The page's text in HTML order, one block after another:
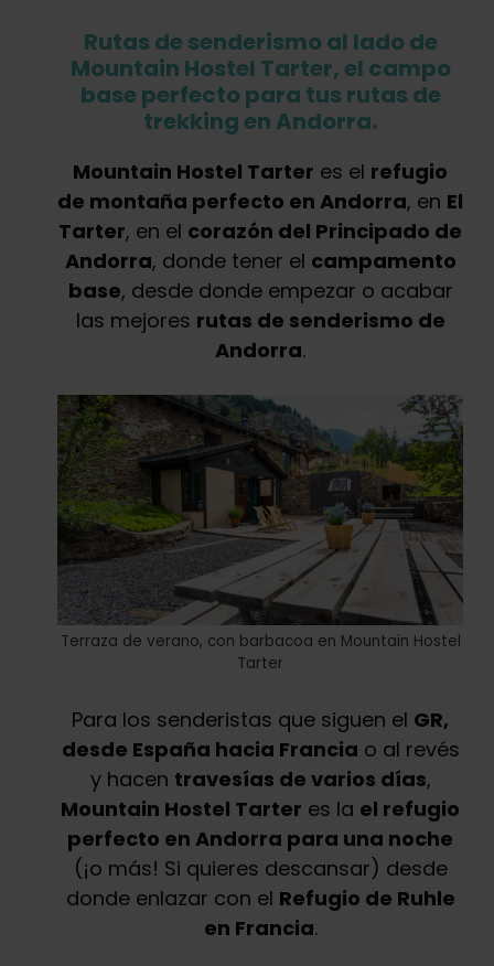
Rutas de senderismo al lado de
Mountain Hostel Tarter, el campo
base perfecto para tus rutas de
trekking en Andorra.
Mountain Hostel Tarter es el refugio
de montaña perfecto en Andorra, en El
Tarter, en el corazón del Principado de
Andorra, donde tener el campamento
base, desde donde empezar o acabar
las mejores rutas de senderismo de
Andorra.
Terraza de verano, con barbacoa en Mountain Hostel
Tarter
Para los senderistas que siguen el GR,
desde España hacia Francia o al revés
y hacen travesías de varios días,
Mountain Hostel Tarter es la el refugio
perfecto en Andorra para una noche
(¡o más! Si quieres descansar) desde
donde enlazar con el Refugio de Ruhle
en Francia.